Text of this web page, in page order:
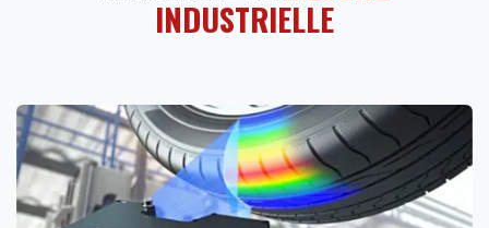
INDUSTRIELLE